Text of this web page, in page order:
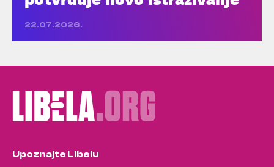
22.07.2026.
Upoznajte Libelu